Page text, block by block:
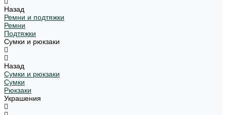
Назад
Ремни и подтяжки
Ремни
Подтяжки
Сумки и рюкзаки
Назад
Сумки и рюкзаки
Сумки
Рюкзаки
Украшения